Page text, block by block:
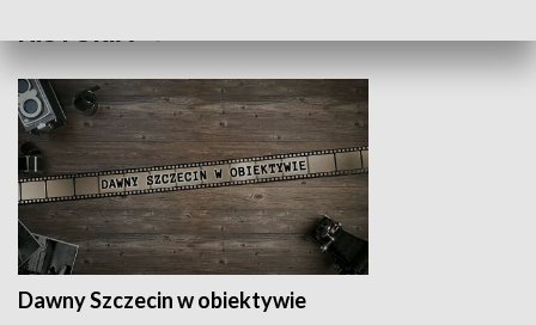
Dawny Szczecin w obiektywie